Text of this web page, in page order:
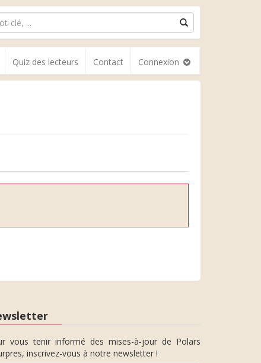
Quiz des lecteurs Contact Connexion
vous tenir informé des mises-à-jour de Polars
inscrivez-vous à notre newsletter !